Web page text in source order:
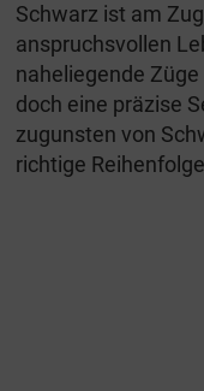
Schwarz ist am
anspruchsvollen
naheliegende
doch eine präzise
zugunsten von
richtige